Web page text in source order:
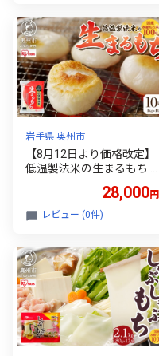
岩手県 奥州市
【8月12日より価格改定】
低温製法米の生まるもち 1
産水稲もち米100％使用 個
包装 まるもち お餅 簡単調
28,000円
レビュー (0件)